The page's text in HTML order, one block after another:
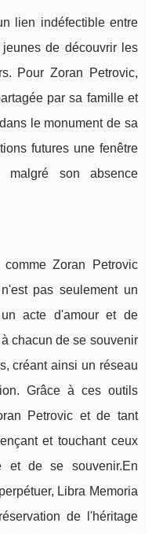
lien indéfectible entre
jeunes de découvrir les
Pour Zoran Petrovic,
par sa famille et
le monument de sa
futures une fenêtre
son absence
Zoran Petrovic
pas seulement un
acte d'amour et de
chacun de se souvenir
créant ainsi un réseau
Grâce à ces outils
Petrovic et de tant
et touchant ceux
et de se souvenir.En
Libra Memoria
de l'héritage